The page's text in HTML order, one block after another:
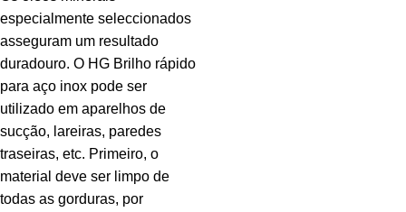
especialmente seleccionados
asseguram um resultado
duradouro. O HG Brilho rápido
para aço inox pode ser
utilizado em aparelhos de
sucção, lareiras, paredes
traseiras, etc. Primeiro, o
material deve ser limpo de
todas as gorduras, por